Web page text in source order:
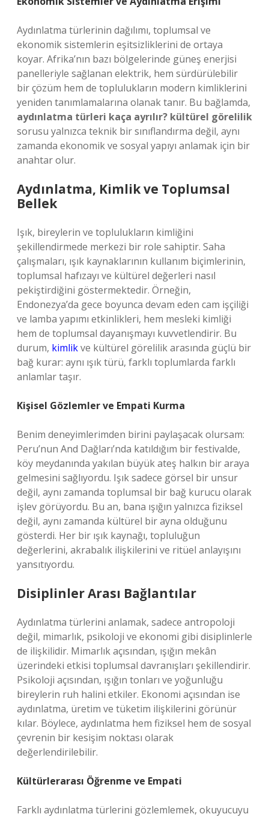
Aydınlatma türlerinin dağılımı, toplumsal ve
ekonomik sistemlerin eşitsizliklerini de ortaya
koyar. Afrika’nın bazı bölgelerinde güneş enerjisi
panelleriyle sağlanan elektrik, hem sürdürülebilir
bir çözüm hem de toplulukların modern kimliklerini
yeniden tanımlamalarına olanak tanır. Bu bağlamda,
aydınlatma türleri kaça ayrılır? kültürel görelilik
sorusu yalnızca teknik bir sınıflandırma değil, aynı
zamanda ekonomik ve sosyal yapıyı anlamak için bir
anahtar olur.
Aydınlatma, Kimlik ve Toplumsal
Bellek
Işık, bireylerin ve toplulukların kimliğini
şekillendirmede merkezi bir role sahiptir. Saha
çalışmaları, ışık kaynaklarının kullanım biçimlerinin,
toplumsal hafızayı ve kültürel değerleri nasıl
pekiştirdiğini göstermektedir. Örneğin,
Endonezya’da gece boyunca devam eden cam işçiliği
ve lamba yapımı etkinlikleri, hem mesleki kimliği
hem de toplumsal dayanışmayı kuvvetlendirir. Bu
durum, kimlikve kültürel görelilik arasında güçlü bir
bağ kurar: aynı ışık türü, farklı toplumlarda farklı
anlamlar taşır.
Kişisel Gözlemler ve Empati Kurma
Benim deneyimlerimden birini paylaşacak olursam:
Peru’nun And Dağları’nda katıldığım bir festivalde,
köy meydanında yakılan büyük ateş halkın bir araya
gelmesini sağlıyordu. Işık sadece görsel bir unsur
değil, aynı zamanda toplumsal bir bağ kurucu olarak
işlev görüyordu. Bu an, bana ışığın yalnızca fiziksel
değil, aynı zamanda kültürel bir ayna olduğunu
gösterdi. Her bir ışık kaynağı, topluluğun
değerlerini, akrabalık ilişkilerini ve ritüel anlayışını
yansıtıyordu.
Disiplinler Arası Bağlantılar
Aydınlatma türlerini anlamak, sadece antropoloji
değil, mimarlık, psikoloji ve ekonomi gibi disiplinlerle
de ilişkilidir. Mimarlık açısından, ışığın mekân
üzerindeki etkisi toplumsal davranışları şekillendirir.
Psikoloji açısından, ışığın tonları ve yoğunluğu
bireylerin ruh halini etkiler. Ekonomi açısından ise
aydınlatma, üretim ve tüketim ilişkilerini görünür
kılar. Böylece, aydınlatma hem fiziksel hem de sosyal
çevrenin bir kesişim noktası olarak
değerlendirilebilir.
Kültürlerarası Öğrenme ve Empati
Farklı aydınlatma türlerini gözlemlemek, okuyucuyu